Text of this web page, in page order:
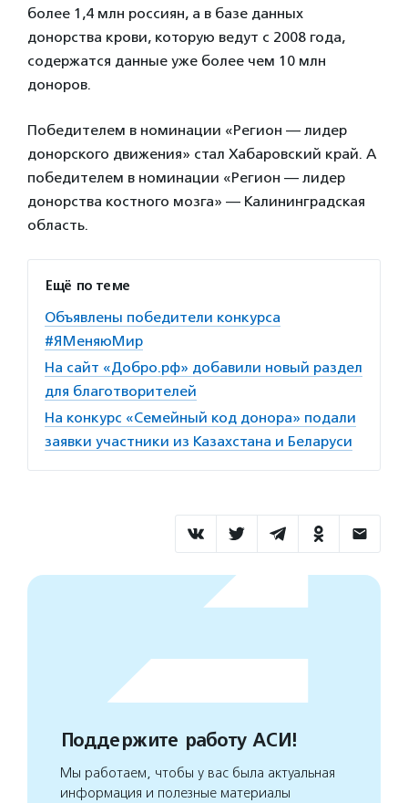
более 1,4 млн россиян, а в базе данных
донорства крови, которую ведут с 2008 года,
содержатся данные уже более чем 10 млн
доноров.
Победителем в номинации «Регион — лидер
донорского движения» стал Хабаровский край. А
победителем в номинации «Регион — лидер
донорства костного мозга» — Калининградская
область.
Ещё по теме
Объявлены победители конкурса
#ЯМеняюМир
На сайт «Добро.рф» добавили новый раздел
для благотворителей
На конкурс «Семейный код донора» подали
заявки участники из Казахстана и Беларуси
Поддержите работу АСИ!
Мы работаем, чтобы у вас была актуальная
информация и полезные материалы